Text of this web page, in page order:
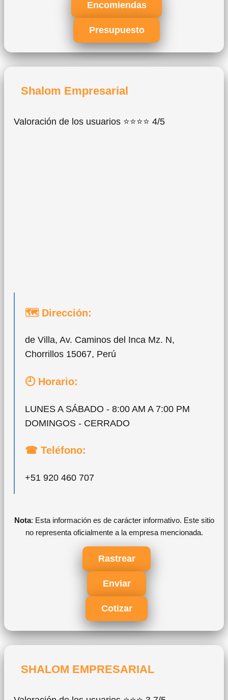
Encomiendas
Presupuesto
Shalom Empresarial
Valoración de los usuarios ⭐⭐⭐⭐ 4/5
🗺 Dirección:
de Villa, Av. Caminos del Inca Mz. N,
Chorrillos 15067, Perú
🕘 Horario:
LUNES A SÁBADO - 8:00 AM A 7:00 PM
DOMINGOS - CERRADO
☎ Teléfono:
+51 920 460 707
Nota: Esta información es de carácter informativo. Este sitio
no representa oficialmente a la empresa mencionada.
Rastrear
Enviar
Cotizar
SHALOM EMPRESARIAL